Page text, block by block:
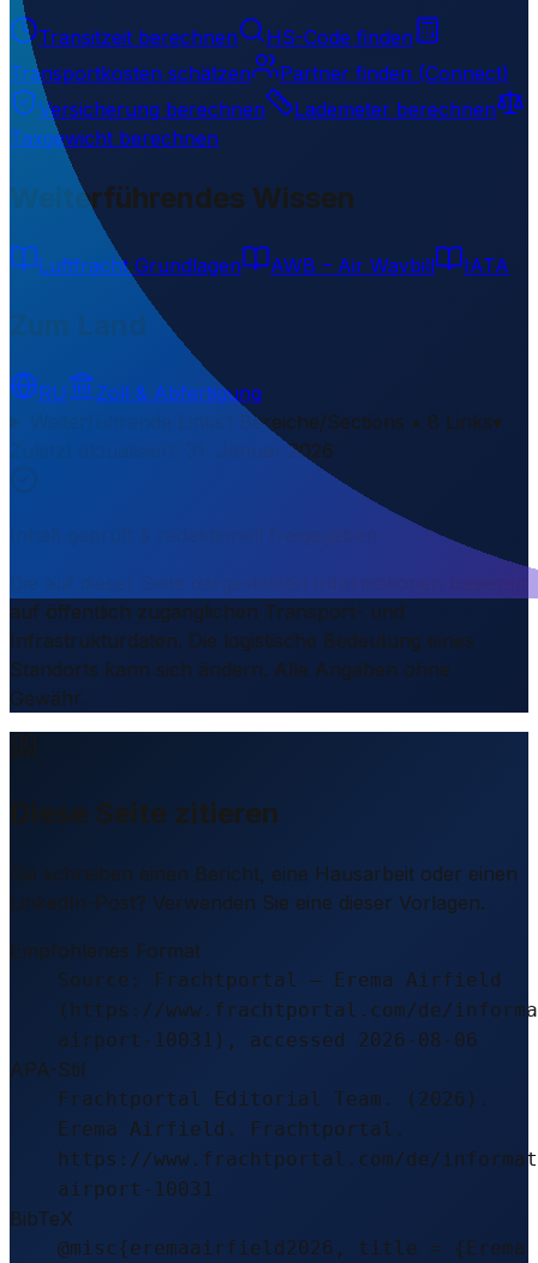
Transitzeit berechnen
HS-Code finden
Transportkosten schätzen
Partner finden (Connect)
Versicherung berechnen
Lademeter berechnen
Taxgewicht berechnen
Weiterführendes Wissen
Luftfracht Grundlagen AWB – Air Waybill IATA
RU
Zoll & Abfertigung
1 Bereiche/Sections • 8 Links▾
31. Januar 2026
auf öffentlich zugänglichen Transport- und
Infrastrukturdaten. Die logistische Bedeutung eines
Standorts kann sich ändern. Alle Angaben ohne
Gewähr.
Diese Seite zitieren
Sie schreiben einen Bericht, eine Hausarbeit oder einen
LinkedIn-Post? Verwenden Sie eine dieser Vorlagen.
Empfohlenes Format
Source: Frachtportal – Erema Airfield
(https://www.frachtportal.com/de/
airport-10031), accessed 2026-08-06
APA-Stil
Frachtportal Editorial Team. (2026).
Erema Airfield. Frachtportal.
https://www.frachtportal.com/de/
airport-10031
BibTeX
@misc{eremaairfield2026, title = {Erema